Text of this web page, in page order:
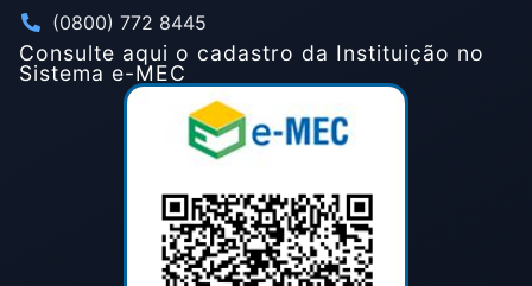
(0800) 772 8445
Consulte aqui o cadastro da Instituição no
Sistema e-MEC